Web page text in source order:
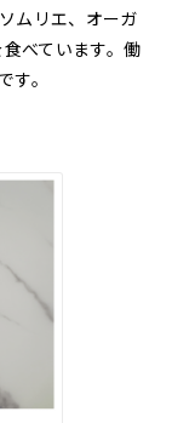
ムリエ、オーガ
べています。働
。